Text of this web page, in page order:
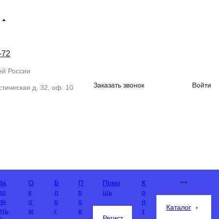
России
д. 32, оф. 10 Заказать звонок Войти
О
к
о
м
Б
л
о
г
П
р
о
е
Помо
щь
К
о
н
т
Каталог